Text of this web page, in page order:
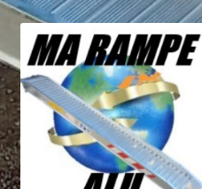
Aller
la
navigation
Aller
au
contenu